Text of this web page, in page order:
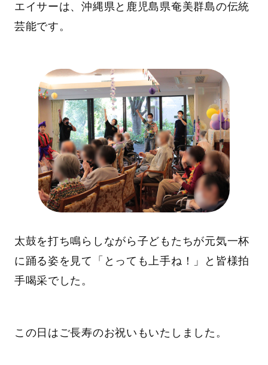
エイサーは、沖縄県と鹿児島県奄美群島の伝統
芸能です。
太鼓を打ち鳴らしながら子どもたちが元気一杯
に踊る姿を見て「とっても上手ね！」と皆様拍
手喝采でした。
この日はご長寿のお祝いもいたしました。